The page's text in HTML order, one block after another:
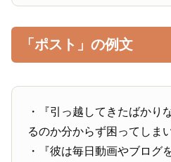
「ポスト」の例文
・『引っ越してきたばかり
るのか分からず困ってしま
・『彼は毎日動画やブログ